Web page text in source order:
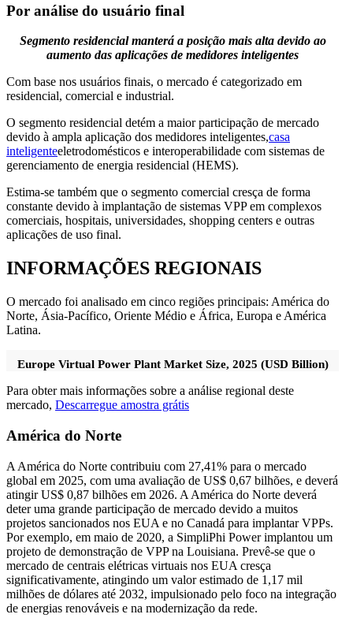
Por análise do usuário final
Segmento residencial manterá a posição mais alta devido ao
aumento das aplicações de medidores inteligentes
Com base nos usuários finais, o mercado é categorizado em
residencial, comercial e industrial.
O segmento residencial detém a maior participação de mercado
devido à ampla aplicação dos medidores inteligentes,casa
inteligenteeletrodomésticos e interoperabilidade com sistemas de
gerenciamento de energia residencial (HEMS).
Estima-se também que o segmento comercial cresça de forma
constante devido à implantação de sistemas VPP em complexos
comerciais, hospitais, universidades, shopping centers e outras
aplicações de uso final.
INFORMAÇÕES REGIONAIS
O mercado foi analisado em cinco regiões principais: América do
Norte, Ásia-Pacífico, Oriente Médio e África, Europa e América
Latina.
Europe Virtual Power Plant Market Size, 2025 (USD Billion)
Para obter mais informações sobre a análise regional deste
mercado, Descarregue amostra grátis
América do Norte
A América do Norte contribuiu com 27,41% para o mercado
global em 2025, com uma avaliação de US$ 0,67 bilhões, e deverá
atingir US$ 0,87 bilhões em 2026. A América do Norte deverá
deter uma grande participação de mercado devido a muitos
projetos sancionados nos EUA e no Canadá para implantar VPPs.
Por exemplo, em maio de 2020, a SimpliPhi Power implantou um
projeto de demonstração de VPP na Louisiana. Prevê-se que o
mercado de centrais elétricas virtuais nos EUA cresça
significativamente, atingindo um valor estimado de 1,17 mil
milhões de dólares até 2032, impulsionado pelo foco na integração
de energias renováveis ​​e na modernização da rede.